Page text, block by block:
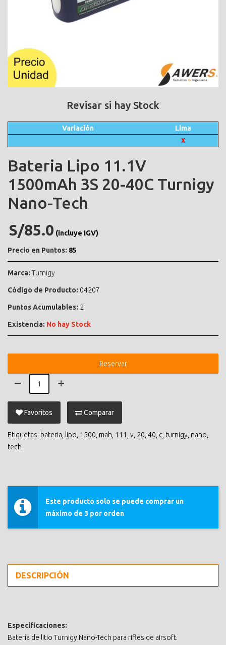
Revisar si hay Stock
Variación Lima
X
Bateria Lipo 11.1V
1500mAh 3S 20-40C Turnigy
Nano-Tech
S/85.0 (incluye IGV)
Precio en Puntos: 85
Marca: Turnigy
Código de Producto: 04207
Puntos Acumulables: 2
Existencia: No hay Stock
Reservar
Favoritos Comparar
Etiquetas: bateria lipo 1500 mah 111 v 20 40 c turnigy nano
tech
Este producto solo se puede comprar un
máximo de 3 por orden
DESCRIPCIÓN
Especificaciones:
Batería de litio Turnigy Nano-Tech para rifles de airsoft.